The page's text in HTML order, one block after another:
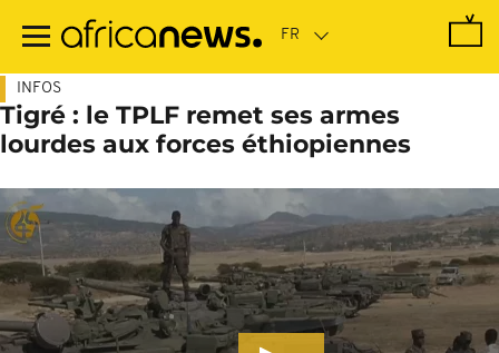
contenu
INFOS
Tigré : le TPLF remet ses armes
lourdes aux forces éthiopiennes